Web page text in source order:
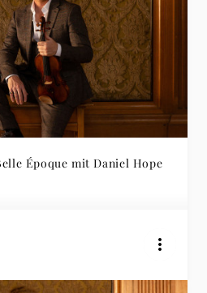
Époque mit Daniel Hope